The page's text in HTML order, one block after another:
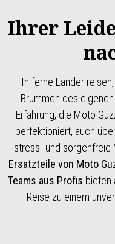
Ihrer
In ferne Länder
Brummen des
Erfahrung, die Moto
perfektioniert, auch
stress- und sorgenfreie
Ersatzteile von Moto
Teams aus Profis bieten
Reise zu einem